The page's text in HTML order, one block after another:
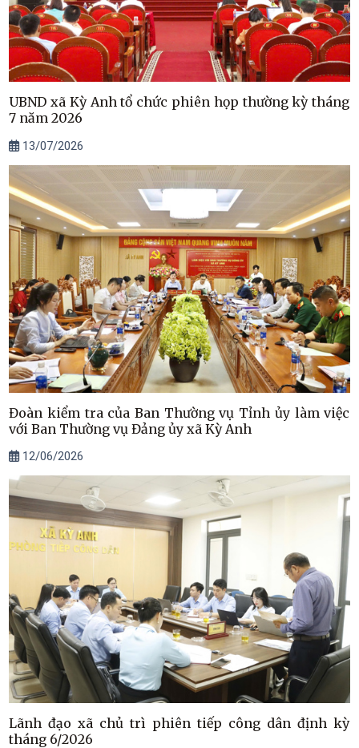
UBND xã Kỳ Anh tổ chức phiên họp thường kỳ tháng
7 năm 2026
13/07/2026
Đoàn kiểm tra của Ban Thường vụ Tỉnh ủy làm việc
với Ban Thường vụ Đảng ủy xã Kỳ Anh
12/06/2026
Lãnh đạo xã chủ trì phiên tiếp công dân định kỳ
tháng 6/2026